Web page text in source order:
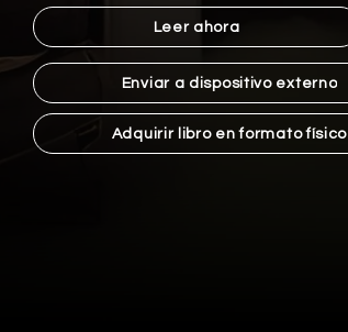
Leer ahora
Enviar a dispositivo externo
Adquirir libro en formato físico